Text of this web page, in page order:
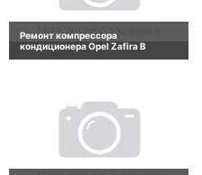
Ремонт компрессора
кондиционера Opel Zafira B